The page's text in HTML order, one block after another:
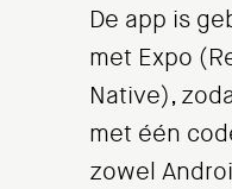
De app is
met Expo
Native),
met één
zowel